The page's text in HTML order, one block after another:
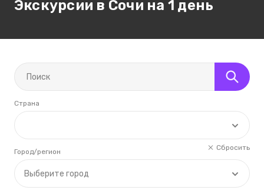
Экскурсии в Сочи на 1 день
Страна
Сбросить
Выберите город
Город/регион